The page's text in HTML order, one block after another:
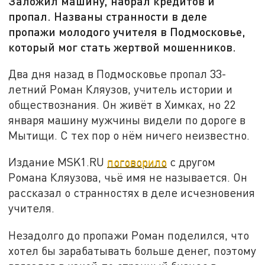
пропал. Названы странности в деле
пропажи молодого учителя в Подмосковье,
который мог стать жертвой мошенников.
Два дня назад в Подмосковье пропал 33-
летний Роман Кляузов, учитель истории и
обществознания. Он живёт в Химках, но 22
января машину мужчины видели по дороге в
Мытищи. С тех пор о нём ничего неизвестно.
Издание MSK1.RU поговорило с другом
Романа Кляузова, чьё имя не называется. Он
рассказал о странностях в деле исчезновения
учителя.
Незадолго до пропажи Роман поделился, что
хотел бы зарабатывать больше денег, поэтому